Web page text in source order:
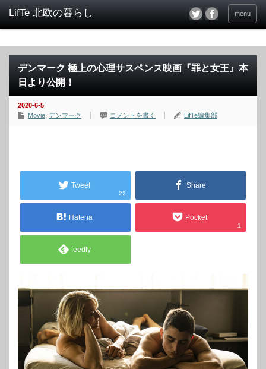
menu
デンマーク 極上の心理サスペンス映画『罪と女王』本
日より公開！
2020-6-5
Movie デンマーク コメントを書く LifTe編集部
Tweet
22
Share
Hatena Pocket
1
feedly